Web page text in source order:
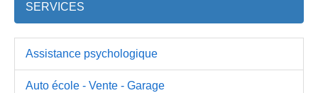
SERVICES
Assistance psychologique
Auto école - Vente - Garage